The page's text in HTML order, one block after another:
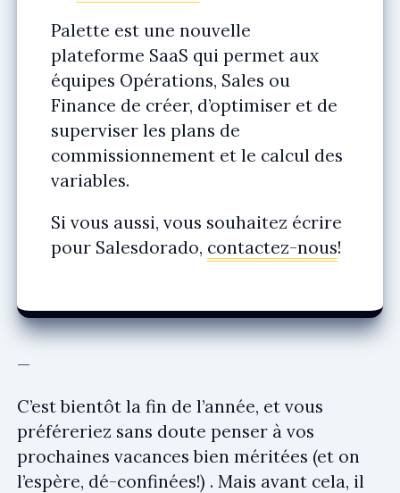
Palette est une nouvelle
plateforme SaaS qui permet aux
équipes Opérations, Sales ou
Finance de créer, d’optimiser et de
superviser les plans de
commissionnement et le calcul des
variables.
Si vous aussi, vous souhaitez écrire
pour Salesdorado, contactez-nous!
—
C’est bientôt la fin de l’année, et vous
préféreriez sans doute penser à vos
prochaines vacances bien méritées (et on
l’espère, dé-confinées!) . Mais avant cela, il